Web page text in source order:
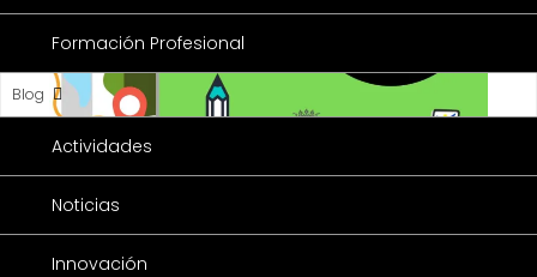
Formación Profesional
Blog
Actividades
Noticias
Innovación
IES Los Remedios-UBRIQUE
La semana pasada finalizaba el segundo trimestre con